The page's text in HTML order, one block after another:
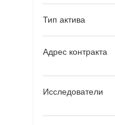
Тип актива
Адрес контракта
Исследователи